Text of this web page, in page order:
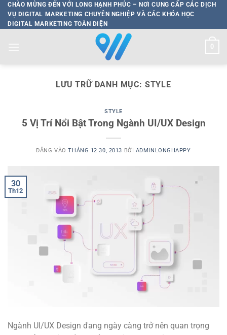
Bỏ
qua
nội
CHÀO MỪNG ĐẾN VỚI LONG HẠNH PHÚC – NƠI CUNG CẤP CÁC DỊCH
VỤ DIGITAL MARKETING CHUYÊN NGHIỆP VÀ CÁC KHÓA HỌC
DIGITAL MARKETING TOÀN DIỆN
0
LƯU TRỮ DANH MỤC: STYLE
STYLE
5 Vị Trí Nổi Bật Trong Ngành UI/UX Design
ĐĂNG VÀOTHÁNG 12 30, 2013 BỞI ADMINLONGHAPPY
30
Th12
Ngành UI/UX Design đang ngày càng trở nên quan trọng